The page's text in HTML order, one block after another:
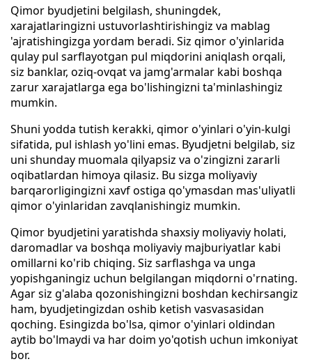
Qimor byudjetini belgilash, shuningdek,
xarajatlaringizni ustuvorlashtirishingiz va mablag
'ajratishingizga yordam beradi. Siz qimor o'yinlarida
qulay pul sarflayotgan pul miqdorini aniqlash orqali,
siz banklar, oziq-ovqat va jamg'armalar kabi boshqa
zarur xarajatlarga ega bo'lishingizni ta'minlashingiz
mumkin.
Shuni yodda tutish kerakki, qimor o'yinlari o'yin-kulgi
sifatida, pul ishlash yo'lini emas. Byudjetni belgilab, siz
uni shunday muomala qilyapsiz va o'zingizni zararli
oqibatlardan himoya qilasiz. Bu sizga moliyaviy
barqarorligingizni xavf ostiga qo'ymasdan mas'uliyatli
qimor o'yinlaridan zavqlanishingiz mumkin.
Qimor byudjetini yaratishda shaxsiy moliyaviy holati,
daromadlar va boshqa moliyaviy majburiyatlar kabi
omillarni ko'rib chiqing. Siz sarflashga va unga
yopishganingiz uchun belgilangan miqdorni o'rnating.
Agar siz g'alaba qozonishingizni boshdan kechirsangiz
ham, byudjetingizdan oshib ketish vasvasasidan
qoching. Esingizda bo'lsa, qimor o'yinlari oldindan
aytib bo'lmaydi va har doim yo'qotish uchun imkoniyat
bor.